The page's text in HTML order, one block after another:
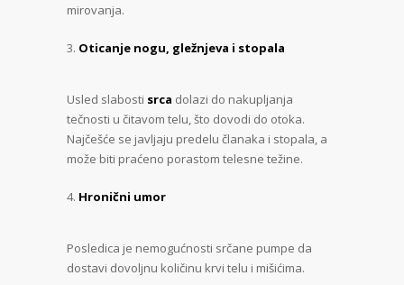
mirovanja.
Oticanje nogu, gležnjeva i stopala
Usled slabosti srca dolazi do nakupljanja
tečnosti u čitavom telu, što dovodi do otoka.
Najčešće se javljaju predelu članaka i stopala, a
može biti praćeno porastom telesne težine.
Hronični umor
Posledica je nemogućnosti srčane pumpe da
dostavi dovoljnu količinu krvi telu i mišićima.